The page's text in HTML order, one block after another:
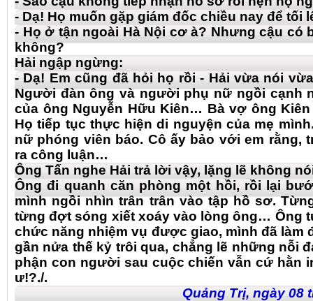
- Dạ! Họ muốn gặp giám đốc chiều nay để tối
- Họ ở tận ngoài Hà Nội cơ à? Nhưng cậu có
không?
Hải ngập ngừng:
- Dạ! Em cũng đã hỏi họ rồi - Hải vừa nói
Người đàn ông và người phụ nữ ngồi cạnh
của ông Nguyễn Hữu Kiên… Bà vợ ông
Họ tiếp tục thực hiện di nguyện của mẹ
nữ phóng viên báo. Cô ấy bảo với em
ra công luận…
Ông Tấn nghe Hải trả lời vậy, lặng lẽ không
Ông đi quanh căn phòng một hồi, rồi lại
mình ngồi nhìn trân trân vào tập hồ sơ.
từng đợt sóng xiết xoáy vào lòng ông… Ông
chức năng nhiệm vụ được giao, mình đã làm
gần nửa thế kỷ trôi qua, chẳng lẽ những nỗi
phận con người sau cuộc chiến vẫn cứ hằn
ư!?./.
Quảng Trị, ngày 08 tháng 3